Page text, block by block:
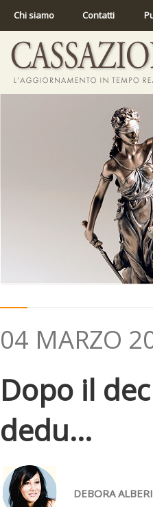
Chi siamo Contatti
04 MARZO
Dopo il
dedu...
DEBORA